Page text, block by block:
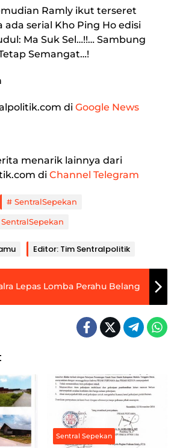
Ramly ikut terseret
ada serial Kho Ping Ho edisi
Ma Suk Sel…!!… Sambung
Semangat…!
di Google News
menarik lainnya dari
di Channel Telegram
SentralSepekan
Editor: Tim Sentralpolitik
Lepas Lomba Perahu Belang
Sentral Sepekan